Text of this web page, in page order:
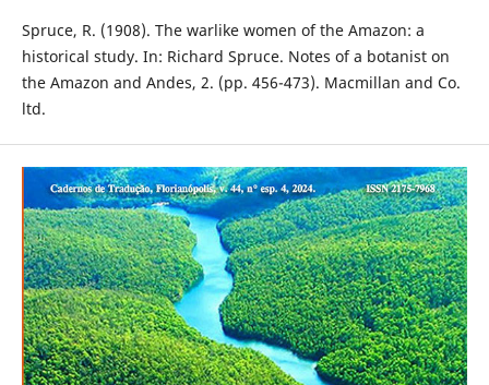
Spruce, R. (1908). The warlike women of the Amazon: a
historical study. In: Richard Spruce. Notes of a botanist on
the Amazon and Andes, 2. (pp. 456-473). Macmillan and Co.
ltd.